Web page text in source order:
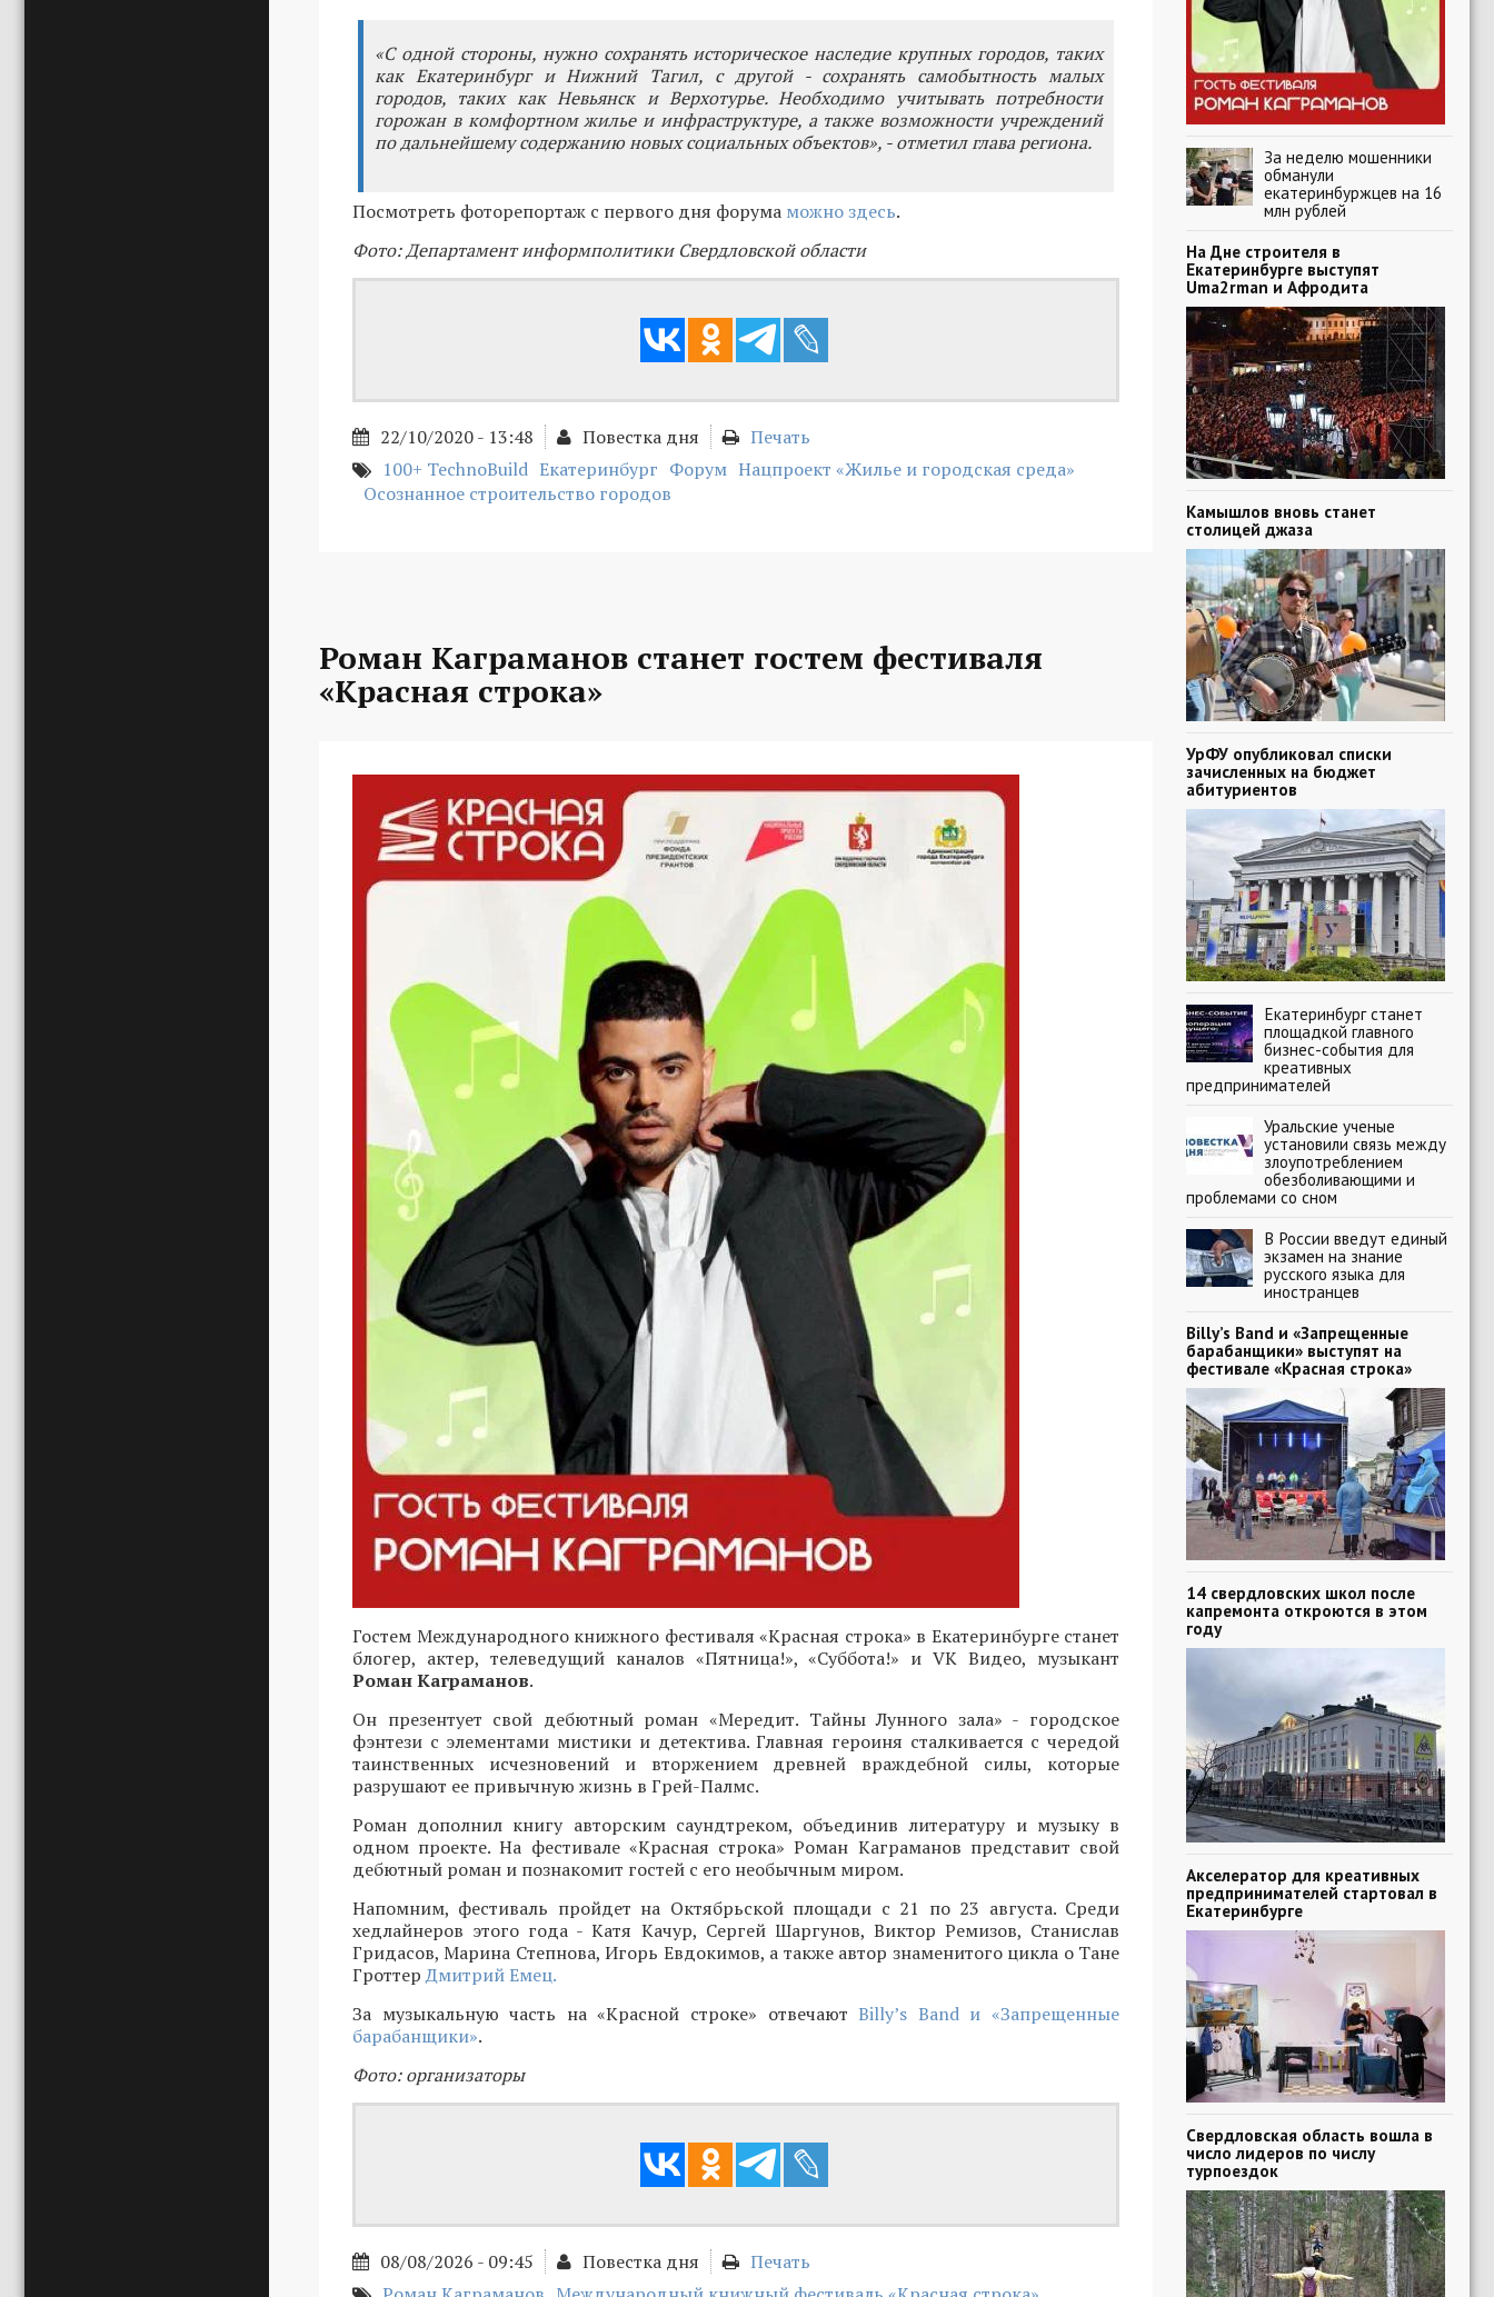
«С одной стороны, нужно сохранять историческое наследие крупных городов, таких
как Екатеринбург и Нижний Тагил, с другой - сохранять самобытность малых
городов, таких как Невьянск и Верхотурье. Необходимо учитывать потребности
горожан в комфортном жилье и инфраструктуре, а также возможности учреждений
по дальнейшему содержанию новых социальных объектов», - отметил глава региона.
Посмотреть фоторепортаж с первого дня форума можно здесь.
Фото: Департамент информполитики Свердловской области
22/10/2020 - 13:48 Повестка дня
Печать
100+ TechnoBuild Екатеринбург Форум Нацпроект «Жилье и городская среда»
Осознанное строительство городов
Роман Каграманов станет гостем фестиваля
«Красная строка»
Гостем Международного книжного фестиваля «Красная строка» в Екатеринбурге станет
блогер, актер, телеведущий каналов «Пятница!», «Суббота!» и VK Видео, музыкант
Роман Каграманов.
Он презентует свой дебютный роман «Мередит. Тайны Лунного зала» - городское
фэнтези с элементами мистики и детектива. Главная героиня сталкивается с чередой
таинственных исчезновений и вторжением древней враждебной силы, которые
разрушают ее привычную жизнь в Грей-Палмс.
Роман дополнил книгу авторским саундтреком, объединив литературу и музыку в
одном проекте. На фестивале «Красная строка» Роман Каграманов представит свой
дебютный роман и познакомит гостей с его необычным миром.
Напомним, фестиваль пройдет на Октябрьской площади с 21 по 23 августа. Среди
хедлайнеров этого года - Катя Качур, Сергей Шаргунов, Виктор Ремизов, Станислав
Гридасов, Марина Степнова, Игорь Евдокимов, а также автор знаменитого цикла о Тане
ГроттерДмитрий Емец.
За музыкальную часть на «Красной строке» отвечаютBilly’s Band и «Запрещенные
барабанщики».
Фото: организаторы
08/08/2026 - 09:45 Повестка дня
Печать
За неделю мошенники
обманули
екатеринбуржцев на 16
млн рублей
На Дне строителя в
Екатеринбурге выступят
Uma2rman и Афродита
Камышлов вновь станет
столицей джаза
УрФУ опубликовал списки
зачисленных на бюджет
абитуриентов
Екатеринбург станет
площадкой главного
бизнес-события для
креативных
предпринимателей
Уральские ученые
установили связь между
злоупотреблением
обезболивающими и
проблемами со сном
В России введут единый
экзамен на знание
русского языка для
иностранцев
Billy’s Band и «Запрещенные
барабанщики» выступят на
фестивале «Красная строка»
14 свердловских школ после
капремонта откроются в этом
году
Акселератор для креативных
предпринимателей стартовал в
Екатеринбурге
Свердловская область вошла в
число лидеров по числу
турпоездок